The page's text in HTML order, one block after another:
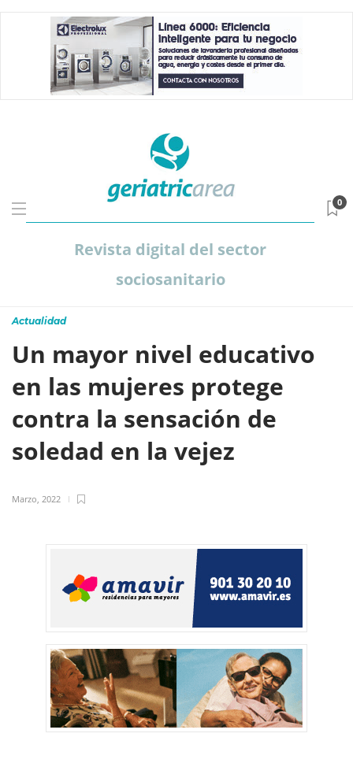
Revista digital del sector
sociosanitario
0
Actualidad
Un mayor nivel educativo
en las mujeres protege
contra la sensación de
soledad en la vejez
Marzo, 2022